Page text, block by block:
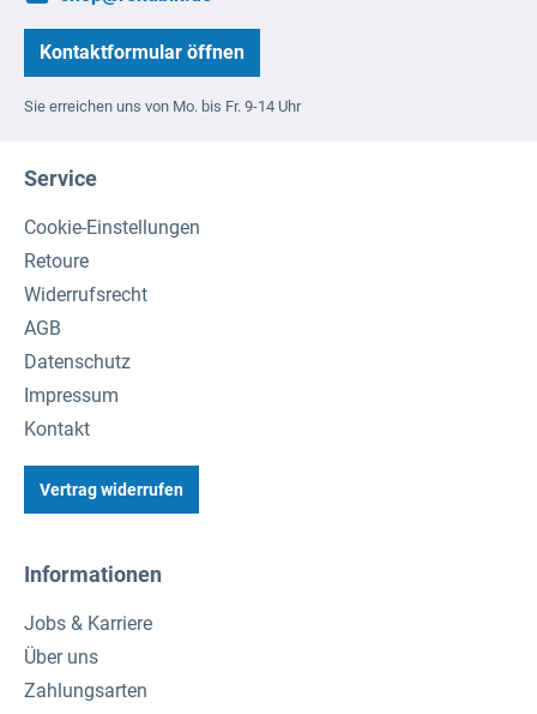
Kontaktformular öffnen
Sie erreichen uns von Mo. bis Fr. 9-14 Uhr
Service
Cookie-Einstellungen
Retoure
Widerrufsrecht
AGB
Datenschutz
Impressum
Kontakt
Vertrag widerrufen
Informationen
Jobs & Karriere
Über uns
Zahlungsarten